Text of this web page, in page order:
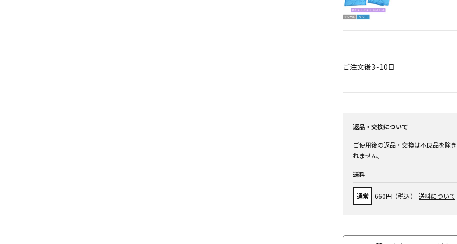
ご注文後3~10日
返品・交換について
ご使用後の返品・交換は不良品を除
れません。
送料
通常 660円（税込） 送料について